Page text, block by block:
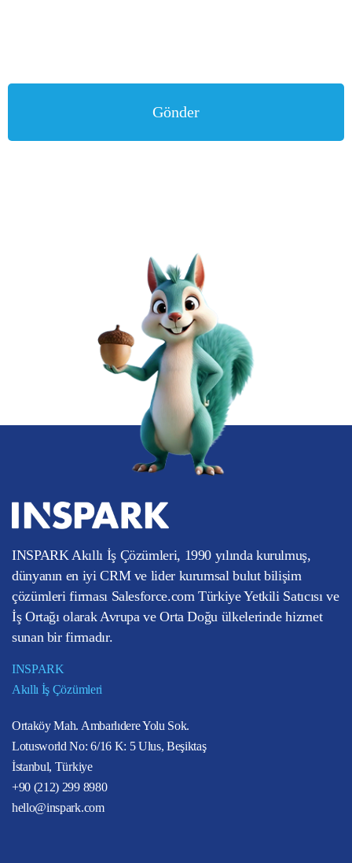
INSPARK Akıllı İş Çözümleri, 1990 yılında kurulmuş,
dünyanın en iyi CRM ve lider kurumsal bulut bilişim
çözümleri firması Salesforce.com Türkiye Yetkili Satıcısı ve
İş Ortağı olarak Avrupa ve Orta Doğu ülkelerinde hizmet
sunan bir firmadır.
Akıllı İş Çözümleri
Lotusworld No: 6/16 K: 5 Ulus, Beşiktaş
İstanbul, Türkiye
+90 (212) 299 8980
hello@inspark.com